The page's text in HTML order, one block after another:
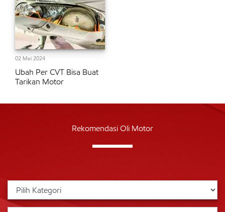
02 Mei 2024
Ubah Per CVT Bisa Buat
Tarikan Motor
Rekomendasi Oli Motor